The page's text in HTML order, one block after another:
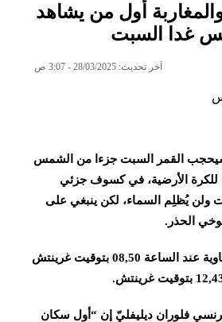
والمغاربة أول من يشاهد
غدا السبت
آخر تحديث: 28/03/2025 - 3:07 ص
القمر السبت جزءا من الشمس
الأرضية، في كسوف جزئي
ولن يُظلِم السماء، لكن ينبغي على
الحذر.
وستبدأ الظاهرة السماوية عند الساعة 08,50 بتوقيت غرينتش
فلوران ديليفليّ إن “أول سكان